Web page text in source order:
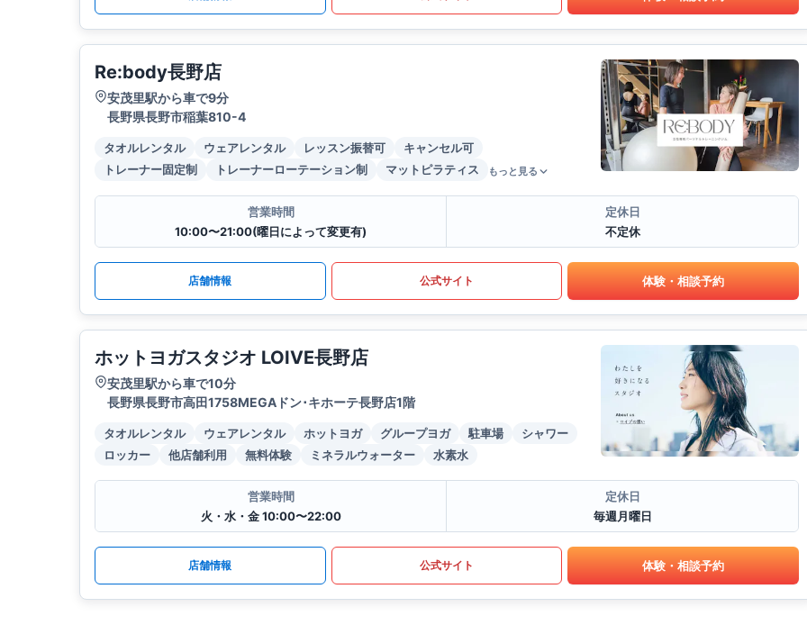
Re:body長野店
安茂里駅から車で9分
長野県長野市稲葉810-4
タオルレンタル ウェアレンタル レッスン振替可
キャンセル可
トレーナー固定制
トレーナーローテーション制 マットピラティス もっと見る
営業時間
10:00〜21:00(曜日によって変更有)
定休日
不定休
店舗情報 公式サイト 体験・相談予約
ホットヨガスタジオ LOIVE長野店
安茂里駅から車で10分
長野県長野市高田1758MEGAドン･キホーテ長野店1階
タオルレンタル ウェアレンタル ホットヨガ グループヨガ 駐車場
シャワー
ロッカー
他店舗利用 無料体験 ミネラルウォーター 水素水
営業時間
火・水・金 10:00〜22:00
定休日
毎週月曜日
店舗情報 公式サイト 体験・相談予約